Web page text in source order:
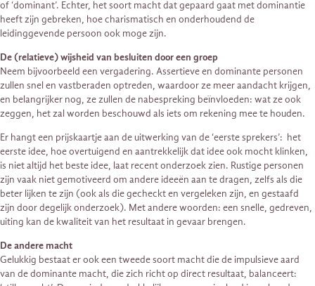
of ‘dominant’. Echter, het soort macht dat gepaard gaat met dominantie
heeft zijn gebreken, hoe charismatisch en onderhoudend de
leidinggevende persoon ook moge zijn.
De (relatieve) wijsheid van besluiten door een groep
Neem bijvoorbeeld een vergadering. Assertieve en dominante personen
zullen snel en vastberaden optreden, waardoor ze meer aandacht krijgen,
en belangrijker nog, ze zullen de nabespreking beïnvloeden: wat ze ook
zeggen, het zal worden beschouwd als iets om rekening mee te houden.
Er hangt een prijskaartje aan de uitwerking van de ‘eerste sprekers’: het
eerste idee, hoe overtuigend en aantrekkelijk dat idee ook mocht klinken,
is niet altijd het beste idee, laat recent onderzoek zien. Rustige personen
zijn vaak niet gemotiveerd om andere ideeën aan te dragen, zelfs als die
beter lijken te zijn (ook als die gecheckt en vergeleken zijn, en gestaafd
zijn door degelijk onderzoek). Met andere woorden: een snelle, gedreven,
uiting kan de kwaliteit van het resultaat in gevaar brengen.
De andere macht
Gelukkig bestaat er ook een tweede soort macht die de impulsieve aard
van de dominante macht, die zich richt op direct resultaat, balanceert: